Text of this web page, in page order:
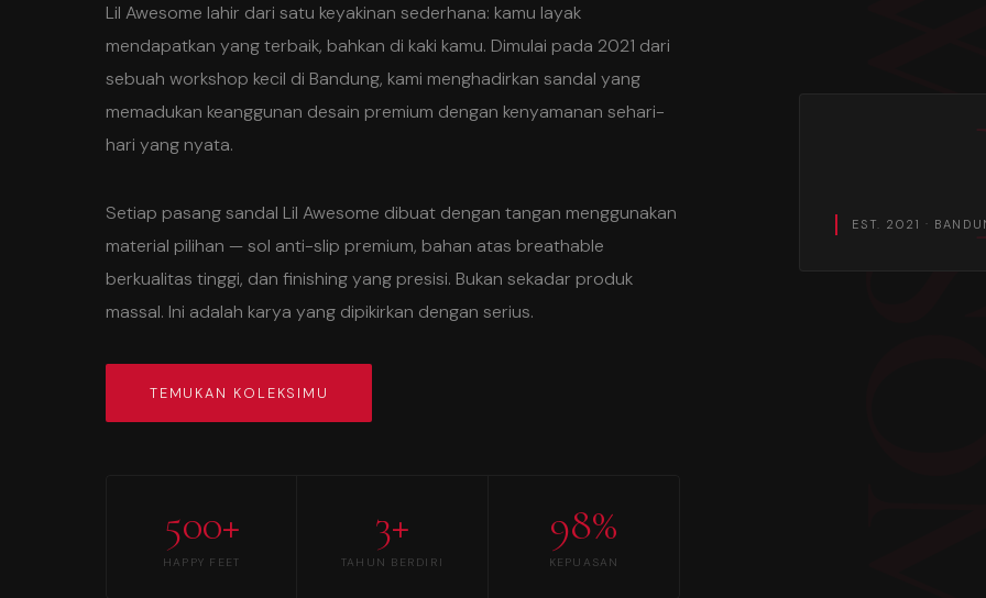
Lil Awesome lahir dari satu keyakinan sederhana: kamu layak
mendapatkan yang terbaik, bahkan di kaki kamu. Dimulai pada 2021 dari
sebuah workshop kecil di Bandung, kami menghadirkan sandal yang
memadukan keanggunan desain premium dengan kenyamanan sehari-
hari yang nyata.
Setiap pasang sandal Lil Awesome dibuat dengan tangan menggunakan
material pilihan — sol anti-slip premium, bahan atas breathable
berkualitas tinggi, dan finishing yang presisi. Bukan sekadar produk
massal. Ini adalah karya yang dipikirkan dengan serius.
TEMUKAN KOLEKSIMU
500+
HAPPY FEET
3+
TAHUN BERDIRI
98%
KEPUASAN
EST. 2021 ·